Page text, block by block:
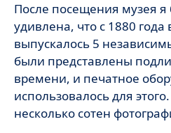
После посещения музея
удивлена, что с 1880 года
выпускалось 5
были представлены
времени, и печатное
использовалось для
несколько сотен